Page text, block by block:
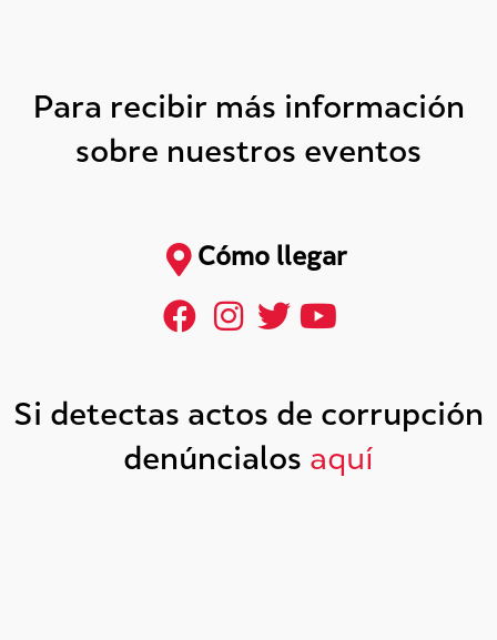
Para recibir más información
sobre nuestros eventos
Cómo llegar
Si detectas actos de corrupción
denúncialos aquí